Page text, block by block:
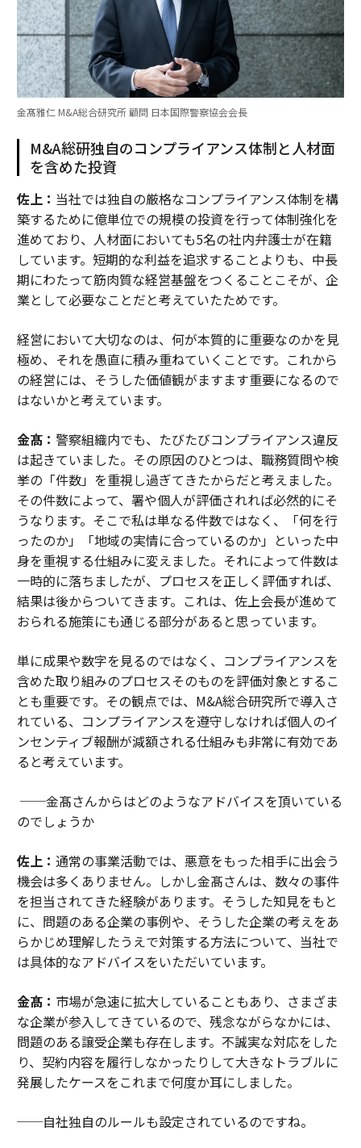
金髙雅仁 M&A総合研究所 顧問 日本国際警察協会会長
M&A総研独自のコンプライアンス体制と人材面
を含めた投資
佐上： 当社では独自の厳格なコンプライアンス体制を構
築するために億単位での規模の投資を行って体制強化を
進めており、人材面においても5名の社内弁護士が在籍
しています。短期的な利益を追求することよりも、中長
期にわたって筋肉質な経営基盤をつくることこそが、企
業として必要なことだと考えていたためです。
経営において大切なのは、何が本質的に重要なのかを見
極め、それを愚直に積み重ねていくことです。これから
の経営には、そうした価値観がますます重要になるので
はないかと考えています。
金髙： 警察組織内でも、たびたびコンプライアンス違反
は起きていました。その原因のひとつは、職務質問や検
挙の「件数」を重視し過ぎてきたからだと考えました。
その件数によって、署や個人が評価されれば必然的にそ
うなります。そこで私は単なる件数ではなく、「何を行
ったのか」「地域の実情に合っているのか」といった中
身を重視する仕組みに変えました。それによって件数は
一時的に落ちましたが、プロセスを正しく評価すれば、
結果は後からついてきます。これは、佐上会長が進めて
おられる施策にも通じる部分があると思っています。
単に成果や数字を見るのではなく、コンプライアンスを
含めた取り組みのプロセスそのものを評価対象とするこ
とも重要です。その観点では、M&A総合研究所で導入さ
れている、コンプライアンスを遵守しなければ個人のイ
ンセンティブ報酬が減額される仕組みも非常に有効であ
ると考えています。
──金髙さんからはどのようなアドバイスを頂いている
のでしょうか
佐上： 通常の事業活動では、悪意をもった相手に出会う
機会は多くありません。しかし金髙さんは、数々の事件
を担当されてきた経験があります。そうした知見をもと
に、問題のある企業の事例や、そうした企業の考えをあ
らかじめ理解したうえで対策する方法について、当社で
は具体的なアドバイスをいただいています。
金髙： 市場が急速に拡大していることもあり、さまざま
な企業が参入してきているので、残念ながらなかには、
問題のある譲受企業も存在します。不誠実な対応をした
り、契約内容を履行しなかったりして大きなトラブルに
発展したケースをこれまで何度か耳にしました。
──自社独自のルールも設定されているのですね。